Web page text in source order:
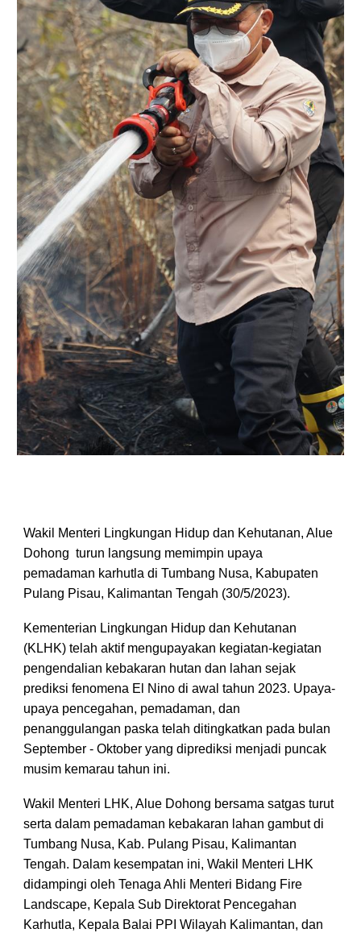
Wakil Menteri Lingkungan Hidup dan Kehutanan, Alue
Dohong turun langsung memimpin upaya
pemadaman karhutla di Tumbang Nusa, Kabupaten
Pulang Pisau, Kalimantan Tengah (30/5/2023).
Kementerian Lingkungan Hidup dan Kehutanan
(KLHK) telah aktif mengupayakan kegiatan-kegiatan
pengendalian kebakaran hutan dan lahan sejak
prediksi fenomena El Nino di awal tahun 2023. Upaya-
upaya pencegahan, pemadaman, dan
penanggulangan paska telah ditingkatkan pada bulan
September - Oktober yang diprediksi menjadi puncak
musim kemarau tahun ini.
Wakil Menteri LHK, Alue Dohong bersama satgas turut
serta dalam pemadaman kebakaran lahan gambut di
Tumbang Nusa, Kab. Pulang Pisau, Kalimantan
Tengah. Dalam kesempatan ini, Wakil Menteri LHK
didampingi oleh Tenaga Ahli Menteri Bidang Fire
Landscape, Kepala Sub Direktorat Pencegahan
Karhutla, Kepala Balai PPI Wilayah Kalimantan, dan